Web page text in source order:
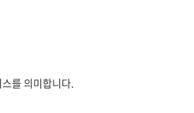
를 의미합니다.